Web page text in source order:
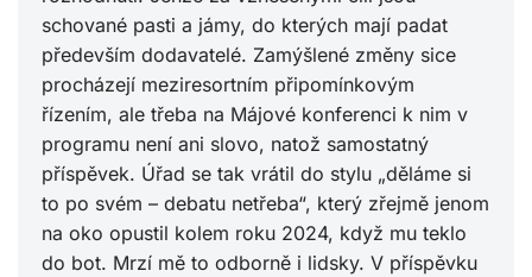
schované pasti a jámy, do kterých mají padat
především dodavatelé. Zamýšlené změny sice
procházejí meziresortním připomínkovým
řízením, ale třeba na Májové konferenci k nim v
programu není ani slovo, natož samostatný
příspěvek. Úřad se tak vrátil do stylu „děláme si
to po svém – debatu netřeba“, který zřejmě jenom
na oko opustil kolem roku 2024, když mu teklo
do bot. Mrzí mě to odborně i lidsky. V příspěvku